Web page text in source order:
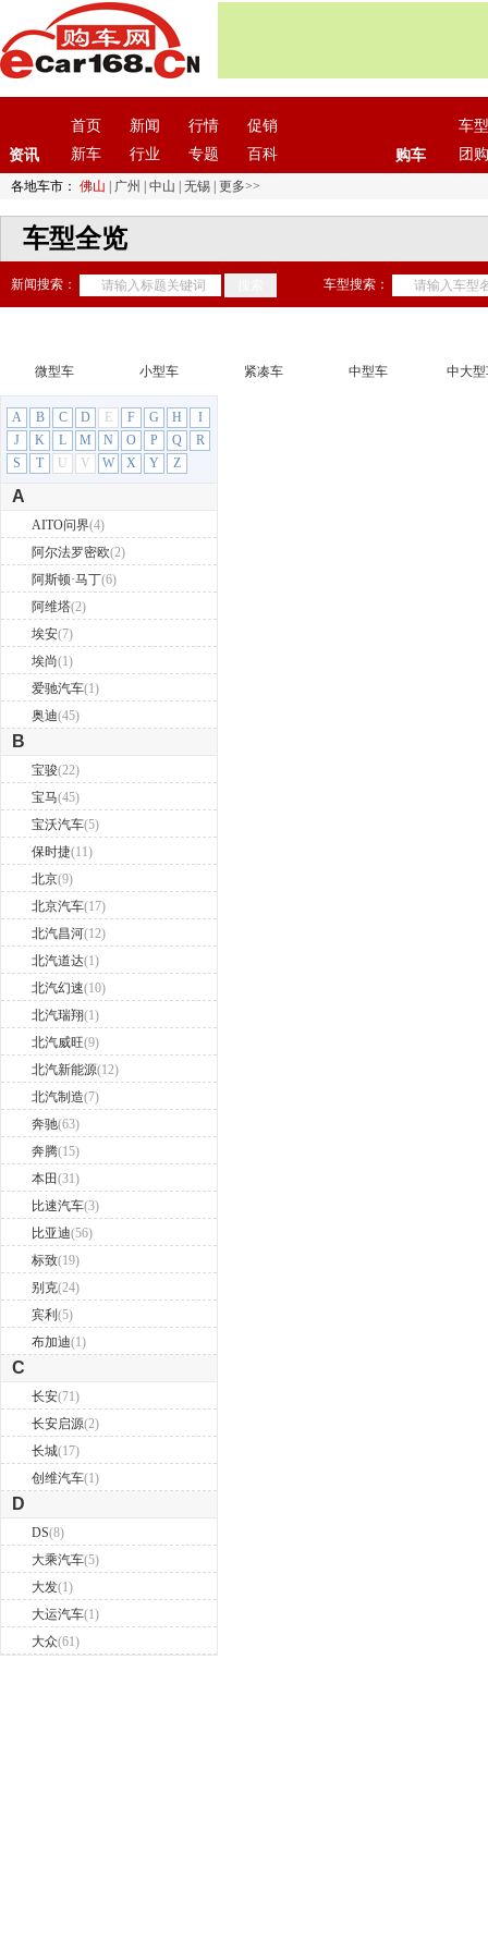
资讯
首页 新闻 行情
促销
新车
行业 专题 百科 购车
车型
团购
各地车市： 佛山 广州 中山 无锡 更多>>
车型全览
新闻搜索： 车型搜索：
微型车 小型车 紧凑车 中型车 中大
A B C D E F G H
I
J
K L M N O P Q
R
S
T U V W X Y Z
A
AITO问界(4)
阿尔法罗密欧(2)
阿斯顿·马丁(6)
阿维塔(2)
埃安(7)
埃尚(1)
爱驰汽车(1)
奥迪(45)
B
宝骏(22)
宝马(45)
宝沃汽车(5)
保时捷(11)
北京(9)
北京汽车(17)
北汽昌河(12)
北汽道达(1)
北汽幻速(10)
北汽瑞翔(1)
北汽威旺(9)
北汽新能源(12)
北汽制造(7)
奔驰(63)
奔腾(15)
本田(31)
比速汽车(3)
比亚迪(56)
标致(19)
别克(24)
宾利 (5)
布加迪(1)
C
长安(71)
长安启源(2)
长城(17)
创维汽车(1)
D
DS(8)
大乘汽车(5)
大发(1)
大运汽车(1)
大众(61)